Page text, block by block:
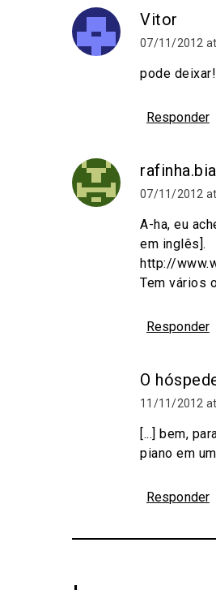
Vitor
07/11/2012
pode deixar!
Responder
07/11/2012
A-ha, eu
em inglês].
http://
Tem vários
Responder
O
11/11/2012
[...] bem,
piano em
Responder